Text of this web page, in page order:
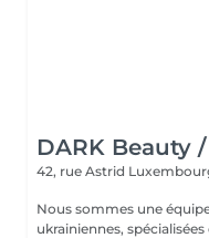
DARK Beauty
42, rue Astrid
Nous sommes une
ukrainiennes,